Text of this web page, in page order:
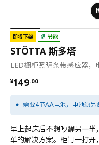
即将下架 节能
STÖTTA 斯多塔
LED橱柜照明条带感应器
¥149.00
¥ 149.00
需要4节AA电池，电池须另
早上起床后不想吵醒另一
单的解决方案。柜门一打